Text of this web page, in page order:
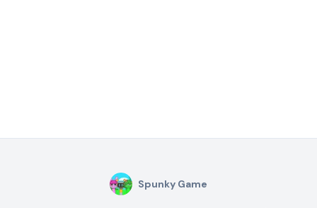
Spunky Game